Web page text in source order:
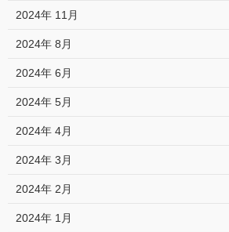
2024年 11月
2024年 8月
2024年 6月
2024年 5月
2024年 4月
2024年 3月
2024年 2月
2024年 1月